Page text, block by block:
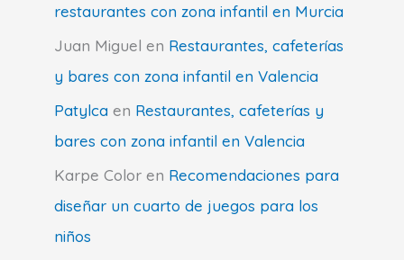
restaurantes con zona infantil en Murcia
Juan Miguel en Restaurantes, cafeterías
y bares con zona infantil en Valencia
Patylca en Restaurantes, cafeterías y
bares con zona infantil en Valencia
Karpe Color en Recomendaciones para
diseñar un cuarto de juegos para los
niños